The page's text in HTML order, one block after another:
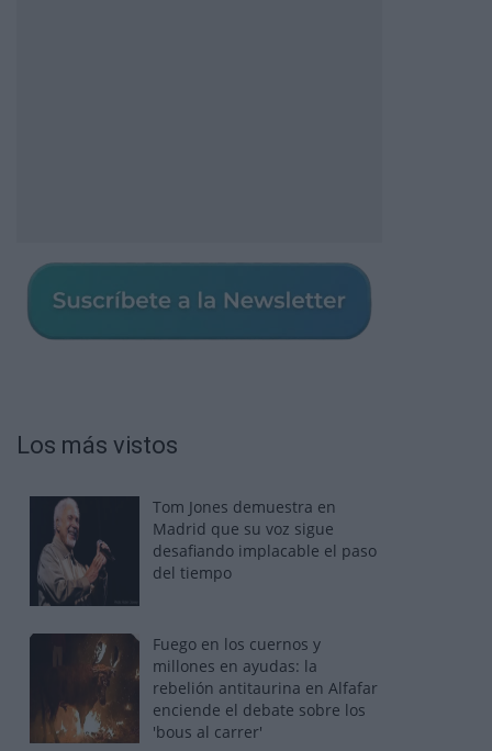
Los más vistos
Tom Jones demuestra en
Madrid que su voz sigue
desafiando implacable el paso
del tiempo
Fuego en los cuernos y
millones en ayudas: la
rebelión antitaurina en Alfafar
enciende el debate sobre los
'bous al carrer'